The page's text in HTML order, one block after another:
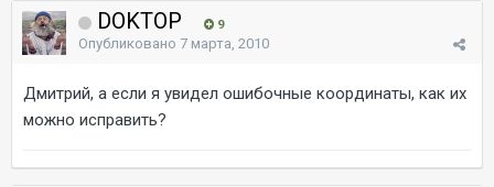
DOKTOP 9
Опубликовано 7 марта, 2010
Дмитрий, а если я увидел ошибочные координаты, как их
можно исправить?